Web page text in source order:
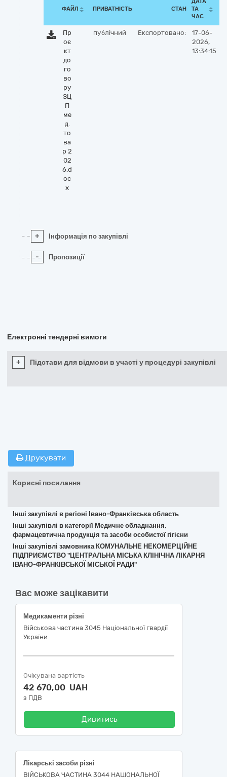
ФАЙЛ ПРИВАТНІСТЬ СТАН
ТА
ЧАС
Пр
оє
кт
до
го
во
ру
ЗЦ
П
ме
д.
то
ва
р 2
02
6.d
oc
x
публічний Експортовано:
17-06-
2026,
13:34:15
+ Інформація по закупівлі
- Пропозиції
Електронні тендерні вимоги
+ Підстави для відмови в участі у процедурі закупівлі
Друкувати
Корисні посилання
Інші закупівлі в регіоні Івано-Франківська область
Інші закупівлі в категорії Медичне обладнання,
фармацевтична продукція та засоби особистої гігієни
Інші закупівлі замовника КОМУНАЛЬНЕ НЕКОМЕРЦІЙНЕ
ПІДПРИЄМСТВО "ЦЕНТРАЛЬНА МІСЬКА КЛІНІЧНА ЛІКАРНЯ
ІВАНО-ФРАНКІВСЬКОЇ МІСЬКОЇ РАДИ"
Вас може зацікавити
Медикаменти різні
Військова частина 3045 Національної гвардії
України
Очікувана вартість
42 670,00 UAH
з ПДВ
Дивитись
Лікарські засоби різні
ВІЙСЬКОВА ЧАСТИНА 3044 НАЦІОНАЛЬНОЇ